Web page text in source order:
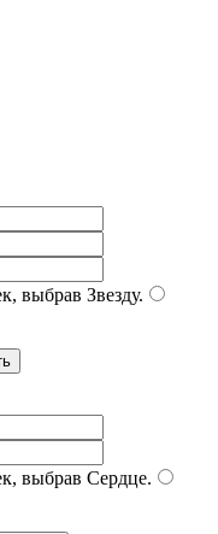
выбрав Звезду.
выбрав Сердце.